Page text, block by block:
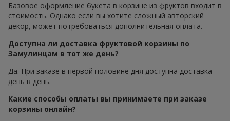
Базовое оформление букета в корзине из фруктов входит в
стоимость. Однако если вы хотите сложный авторский
декор, может потребоваться дополнительная оплата.
Доступна ли доставка фруктовой корзины по
Замулинцам в тот же день?
Да. При заказе в первой половине дня доступна доставка
день в день.
Какие способы оплаты вы принимаете при заказе
корзины онлайн?